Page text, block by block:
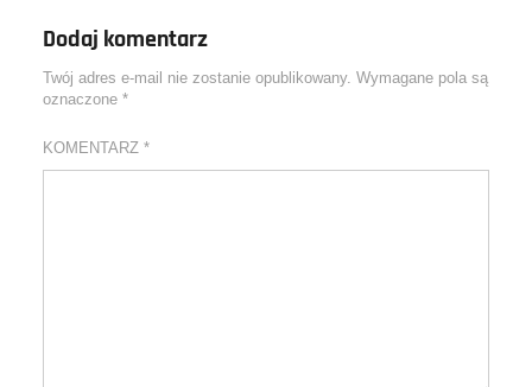
Dodaj komentarz
Twój adres e-mail nie zostanie opublikowany. Wymagane pola są
oznaczone *
KOMENTARZ *